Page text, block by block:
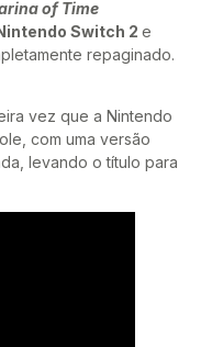
of Time
Switch 2 e
repaginado.
vez que a Nintendo
com uma versão
levando o título para